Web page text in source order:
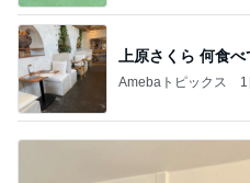
上原さくら 何食
Amebaトピックス